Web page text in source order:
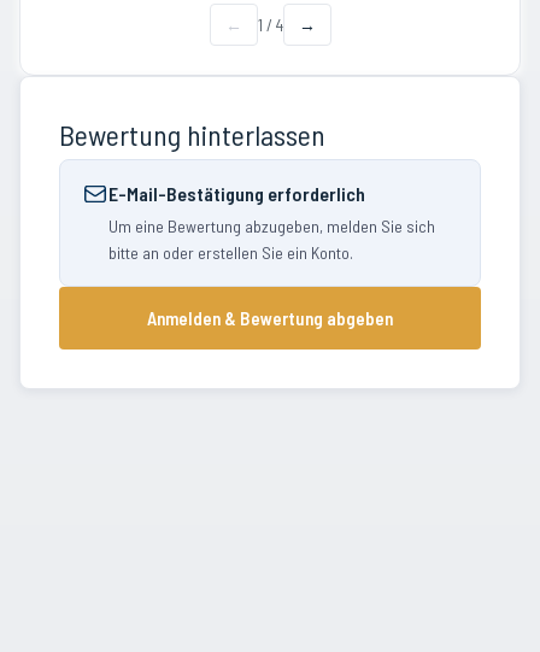
← 1 / 4 →
Bewertung hinterlassen
E-Mail-Bestätigung erforderlich
Um eine Bewertung abzugeben, melden Sie sich
bitte an oder erstellen Sie ein Konto.
Anmelden & Bewertung abgeben